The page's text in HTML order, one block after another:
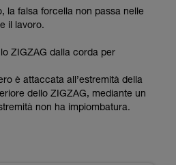
la falsa forcella non passa nelle
il lavoro.
ZIGZAG dalla corda per
è attaccata all’estremità della
dello ZIGZAG, mediante un
non ha impiombatura.